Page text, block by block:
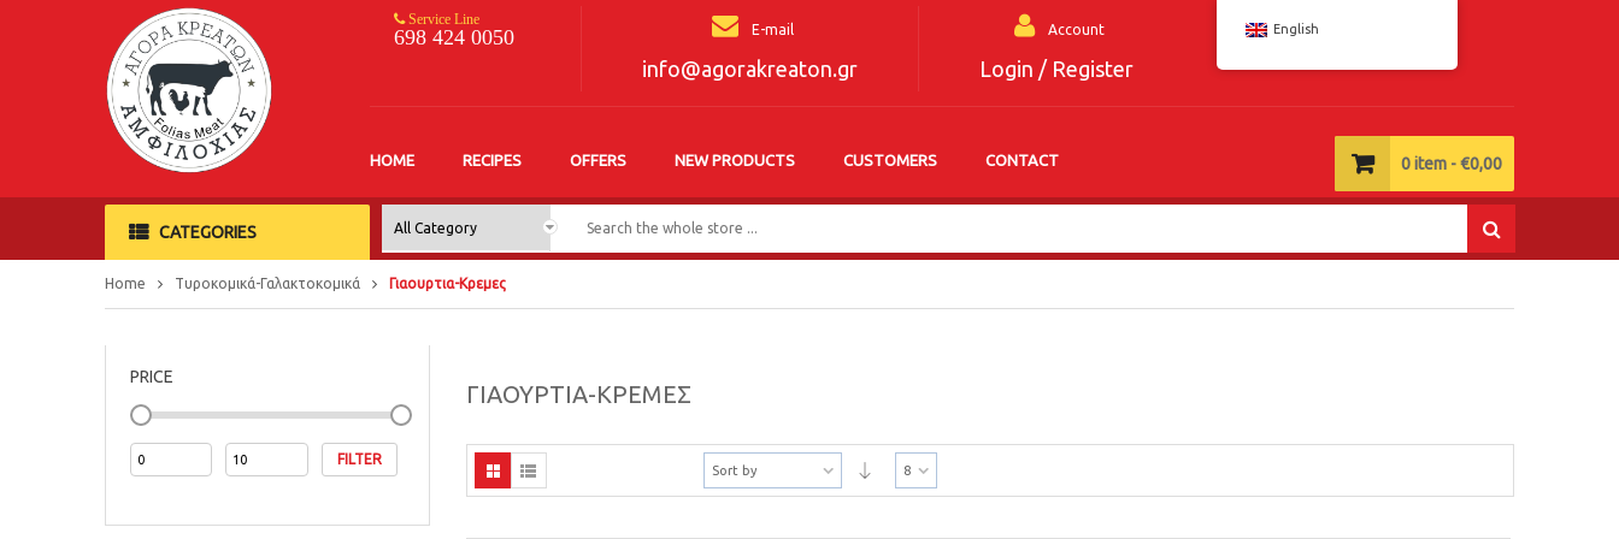
Service Line
698 424 0050 E-mail
info@agorakreaton.gr
Account
Login / Register
HOME RECIPES OFFERS NEW PRODUCTS CUSTOMERS CONTACT 0item -€0,00
CATEGORIES
Home Τυροκομικά-Γαλακτοκομικά Γιαουρτια-Κρεμες
PRICE
FILTER
ΓΙΑΟΥΡΤΙΑ-ΚΡΕΜΕΣ
Sort by 8
English